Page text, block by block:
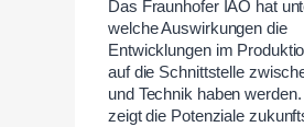
Das Fraunhofer IAO hat
welche Auswirkungen die
Entwicklungen im
auf die Schnittstelle
und Technik haben
zeigt die Potenziale